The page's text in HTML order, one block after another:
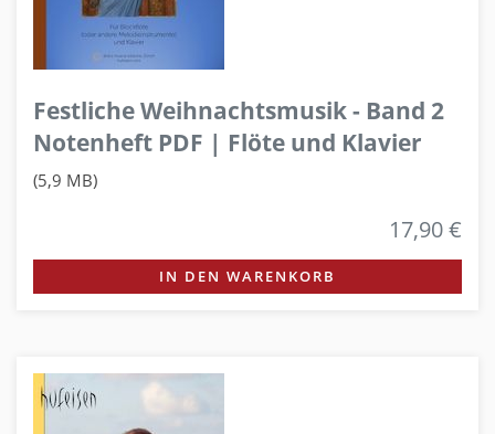
Festliche Weihnachtsmusik - Band 2
Notenheft PDF | Flöte und Klavier
(5,9 MB)
17,90 €
IN DEN WARENKORB